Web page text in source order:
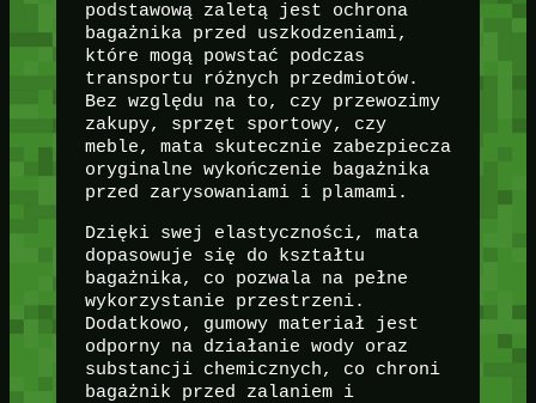
podstawową zaletą jest ochrona
bagażnika przed uszkodzeniami,
które mogą powstać podczas
transportu różnych przedmiotów.
Bez względu na to, czy przewozimy
zakupy, sprzęt sportowy, czy
meble, mata skutecznie zabezpiecza
oryginalne wykończenie bagażnika
przed zarysowaniami i plamami.
Dzięki swej elastyczności, mata
dopasowuje się do kształtu
bagażnika, co pozwala na pełne
wykorzystanie przestrzeni.
Dodatkowo, gumowy materiał jest
odporny na działanie wody oraz
substancji chemicznych, co chroni
bagażnik przed zalaniem i